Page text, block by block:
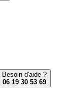
Besoin d'aide ?
06 19 30 53 69